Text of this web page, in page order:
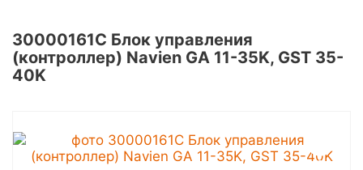
30000161C Блок управления
(контроллер) Navien GA 11-35K, GST 35-
40K